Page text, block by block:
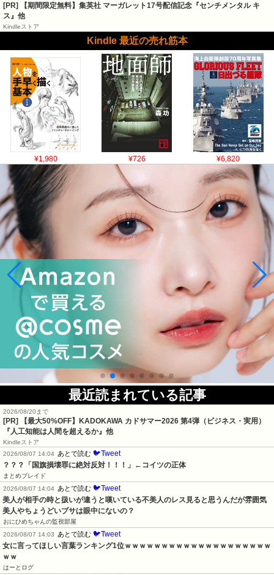
[PR] 【期間限定無料】集英社 マーガレット17号配信記念『センチメンタル キ
ス』他
Kindleストア
Kindle 最近の売れ筋本
¥1,980 ¥726 ¥6,820
最近読まれている記事
2026/08/20まで
[PR]
【最大50%OFF】KADOKAWA カドサマー2026 第4弾（ビジネス・実用）
『人工知能は人間を超えるか』他
Kindleストア
2026/08/07 14:04 あとで読む 🐦Tweet
？？？「国旗損壊罪に絶対反対！！！」←コイツの正体
まとめブレイド
2026/08/07 14:04 あとで読む 🐦Tweet
美人が相手の時と扱いが違うと嘆いている不美人のレス見ると思うんだが雰囲気
美人やちょうどいブサは眼中にないの？
おにひめちゃんの監視部屋
2026/08/07 14:03
あとで読む 🐦Tweet
女に言ってほしい言葉ランキング1位ｗｗｗｗｗｗｗｗｗｗｗｗｗｗｗｗｗｗｗｗ
ｗｗ
はーとログ